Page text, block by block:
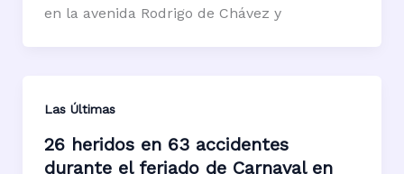
en la avenida Rodrigo de Chávez y
Las Últimas
26 heridos en 63 accidentes
durante el feriado de Carnaval en